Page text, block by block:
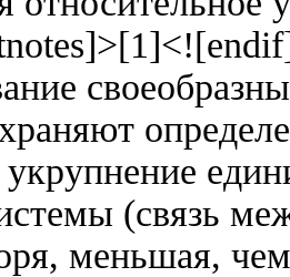
(связь
меньшая,